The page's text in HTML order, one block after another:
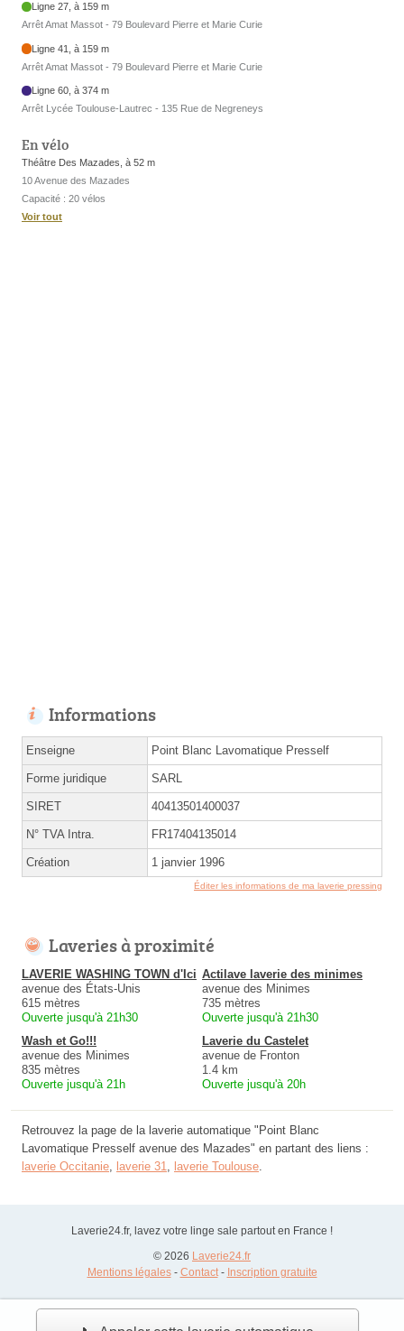
Ligne 27, à 159 m
Arrêt Amat Massot - 79 Boulevard Pierre et Marie Curie
Ligne 41, à 159 m
Arrêt Amat Massot - 79 Boulevard Pierre et Marie Curie
Ligne 60, à 374 m
Arrêt Lycée Toulouse-Lautrec - 135 Rue de Negreneys
En vélo
Théâtre Des Mazades, à 52 m
10 Avenue des Mazades
Capacité : 20 vélos
Voir tout
Informations
Enseigne Point Blanc Lavomatique Presself
Forme juridique SARL
SIRET 40413501400037
N° TVA Intra. FR17404135014
Création 1 janvier 1996
Éditer les informations de ma laverie pressing
Laveries à proximité
LAVERIE WASHING TOWN d'Ici
avenue des États-Unis
615 mètres
Ouverte jusqu'à 21h30
Actilave laverie des minimes
avenue des Minimes
735 mètres
Ouverte jusqu'à 21h30
Wash et Go!!!
avenue des Minimes
835 mètres
Ouverte jusqu'à 21h
Laverie du Castelet
avenue de Fronton
1.4 km
Ouverte jusqu'à 20h
Retrouvez la page de la laverie automatique "Point Blanc
Lavomatique Presself avenue des Mazades" en partant des liens :
laverie Occitanie
laverie 31 laverie Toulouse
Laverie24.fr, lavez votre linge sale partout en France !
© 2026 Laverie24.fr
Mentions légales- Contact- Inscription gratuite